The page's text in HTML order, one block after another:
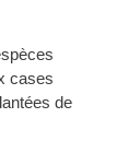
cases
de